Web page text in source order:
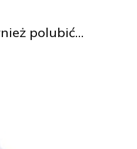
polubić…